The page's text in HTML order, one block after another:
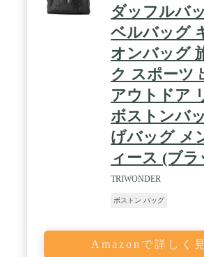
ダッフルバ
ベルバッグ
オンバッグ
ク スポーツ
アウトドア
ボストンバ
げバッグ メ
ィース (ブラ
TRIWONDER
ボストン バッグ
Amazonで詳しく